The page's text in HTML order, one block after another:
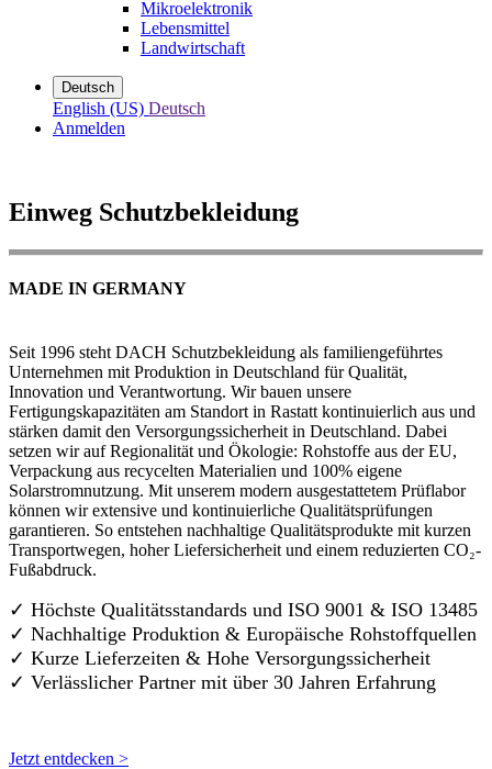
Mikroelektronik
Lebensmittel
Landwirtschaft
Deutsch
English (US) Deutsch
Anmelden
Einweg Schutzbekleidung
MADE IN GERMANY
Seit 1996 steht DACH Schutzbekleidung als familiengeführtes
Unternehmen mit Produktion in Deutschland für Qualität,
Innovation und Verantwortung. Wir bauen unsere
Fertigungskapazitäten am Standort in Rastatt kontinuierlich aus und
stärken damit den Versorgungssicherheit in Deutschland. Dabei
setzen wir auf Regionalität und Ökologie: Rohstoffe aus der EU,
Verpackung aus recycelten Materialien und 100% eigene
Solarstromnutzung. Mit unserem modern ausgestattetem Prüflabor
können wir extensive und kontinuierliche Qualitätsprüfungen
garantieren. So entstehen nachhaltige Qualitätsprodukte mit kurzen
Transportwegen, hoher Liefersicherheit und einem reduzierten CO₂-
Fußabdruck.
✓ Höchste Qualitätsstandards und ISO 9001 & ISO 13485
✓ Nachhaltige Produktion & Europäische Rohstoffquellen
✓ Kurze Lieferzeiten & Hohe Versorgungssicherheit
✓ Verlässlicher Partner mit über 30 Jahren Erfahrung
Jetzt entdecken >